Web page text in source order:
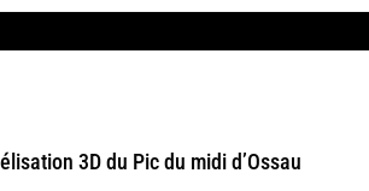
3D du Pic du midi d’Ossau